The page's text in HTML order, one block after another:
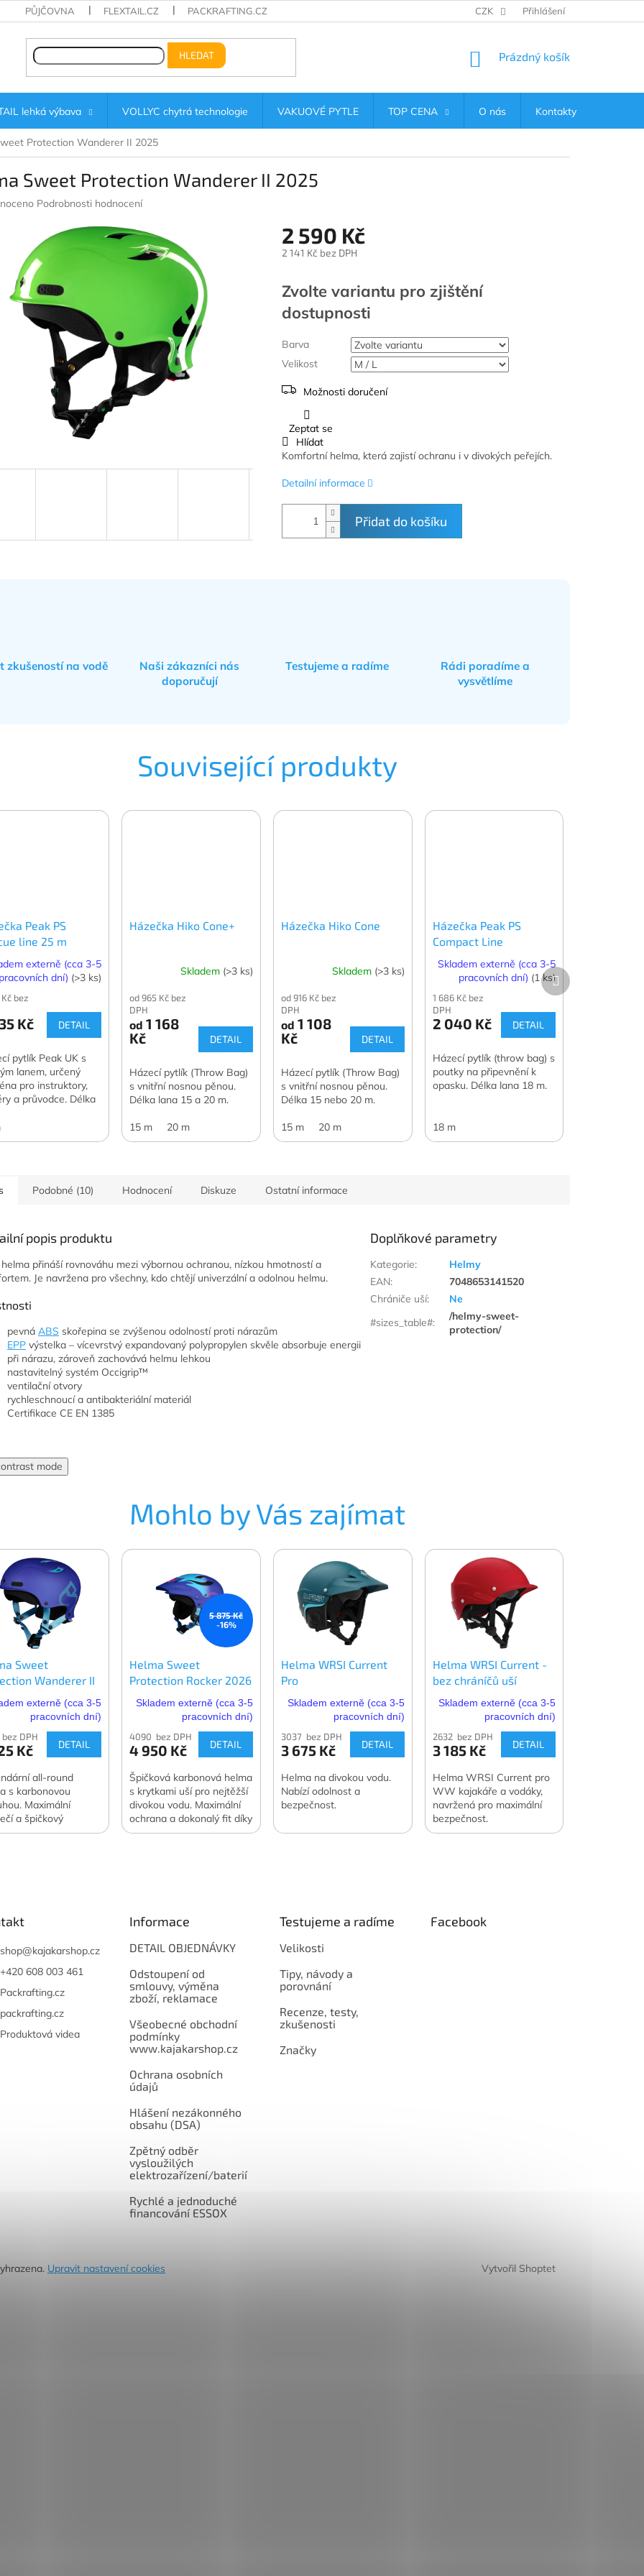
PŮJČOVNA FLEXTAIL.CZ PACKRAFTING.CZ CZK Přihlášení
HLEDAT
NÁKUPNÍ
Prázdný košík
lehká výbava VOLLYC chytrá technologie VAKUOVÉ PYTLE TOP CENA O nás Kontakty
Protection Wanderer II 2025
Sweet Protection Wanderer II 2025
Podrobnosti hodnocení
2 590 Kč
2 141 Kč bez DPH
cena:
Zvolte variantu
Barva
Velikost
Možnosti doručení
Přidat do košíku
Komfortní helma, která zajistí ochranu i v divokých peřejích.
Detailní informace
Zeptat se
Hlídat
zkušeností na vodě
Naši zákazníci nás
doporučují
Testujeme a radíme
Rádi poradíme a
vysvětlíme
Související produkty
Peak PS
line 25 m
externě (cca 3-5
pracovních dní) (>3 ks)
bez
Kč DETAIL
pytlík Peak UK s
lanem, určený
pro instruktory,
a průvodce. Délka
Házečka Hiko Cone+
Skladem (>3 ks)
od 965 Kč bez
DPH
od 1 168
Kč
DETAIL
Házecí pytlík (Throw Bag)
s vnitřní nosnou pěnou.
Délka lana 15 a 20 m.
15 m 20 m
Házečka Hiko Cone
Skladem (>3 ks)
od 916 Kč bez
DPH
od 1 108
Kč
DETAIL
Házecí pytlík (Throw Bag)
s vnitřní nosnou pěnou.
Délka 15 nebo 20 m.
15 m 20 m
Házečka Peak PS
Compact Line
Skladem externě (cca 3-5
pracovních dní) (1 ks)
1 686 Kč bez
DPH
2 040 Kč DETAIL
Házecí pytlík (throw bag) s
poutky na připevnění k
opasku. Délka lana 18 m.
18 m
Další
produkt
Podobné (10) Hodnocení Diskuze Ostatní informace
popis produktu
přináší rovnováhu mezi výbornou ochranou, nízkou hmotností a
Je navržena pro všechny, kdo chtějí univerzální a odolnou helmu.
pevná ABS skořepina se zvýšenou odolností proti nárazům
EPP výstelka – vícevrstvý expandovaný polypropylen skvěle absorbuje energii
při nárazu, zároveň zachovává helmu lehkou
nastavitelný systém Occigrip™
ventilační otvory
rychleschnoucí a antibakteriální materiál
Certifikace CE EN 1385
Doplňkové parametry
Kategorie:
Helmy
EAN:
7048653141520
Chrániče uší:
Ne
#sizes_table#:
/helmy-sweet-
protection/
mode
Mohlo by Vás zajímat
Sweet
Wanderer II
externě (cca 3-5
pracovních dní)
DPH
Kč DETAIL
all-round
s karbonovou
Maximální
a špičkový
pro divokou vodu.
5 875 Kč
-16%
Helma Sweet
Protection Rocker 2026
Skladem externě (cca 3-5
pracovních dní)
4090 bez DPH
4 950 Kč DETAIL
Špičková karbonová helma
s krytkami uší pro nejtěžší
divokou vodu. Maximální
ochrana a dokonalý fit díky
systému Occigrip.
Helma WRSI Current
Pro
Skladem externě (cca 3-5
pracovních dní)
3037 bez DPH
3 675 Kč DETAIL
Helma na divokou vodu.
Nabízí odolnost a
bezpečnost.
Helma WRSI Current -
bez chráníčů uší
Skladem externě (cca 3-5
pracovních dní)
2632 bez DPH
3 185 Kč DETAIL
Helma WRSI Current pro
WW kajakáře a vodáky,
navržená pro maximální
bezpečnost.
shop@kajakarshop.cz
+420 608 003 461
Packrafting.cz
packrafting.cz
Produktová videa
Informace
DETAIL OBJEDNÁVKY
Odstoupení od
smlouvy, výměna
zboží, reklamace
Všeobecné obchodní
podmínky
www.kajakarshop.cz
Ochrana osobních
údajů
Hlášení nezákonného
obsahu (DSA)
Zpětný odběr
vysloužilých
elektrozařízení/baterií
Rychlé a jednoduché
financování ESSOX
Testujeme a radíme
Velikosti
Tipy, návody a
porovnání
Recenze, testy,
zkušenosti
Značky
Facebook
Vytvořil Shoptet
Upravit nastavení cookies